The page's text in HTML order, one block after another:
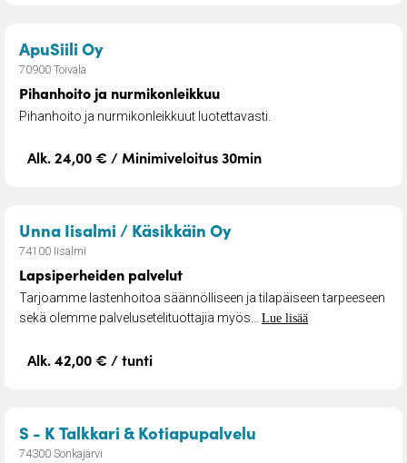
ApuSiili Oy– Pihanhoito ja nurmikonleikkuu
70900 Toivala
Pihanhoito ja nurmikonleikkuu
Pihanhoito ja nurmikonleikkuut luotettavasti.
Alk. 24,00 € / Minimiveloitus 30min
Unna Iisalmi / Käsikkäin Oy– Lapsiperheiden
74100 Iisalmi
Lapsiperheiden palvelut
Tarjoamme lastenhoitoa säännölliseen ja tilapäiseen tarpeeseen
sekä olemme palvelusetelituottajia myös... Lue lisää
Alk. 42,00 € / tunti
S - K Talkkari & Kotiapupalvelu
74300 Sonkajärvi